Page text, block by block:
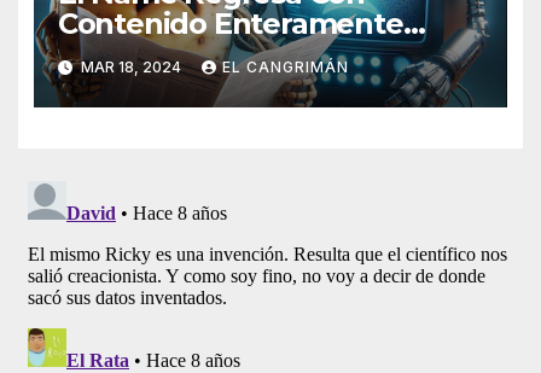
Contenido Enteramente
Generado Por Inteligencia
Artificial
MAR 18, 2024 EL CANGRIMÁN